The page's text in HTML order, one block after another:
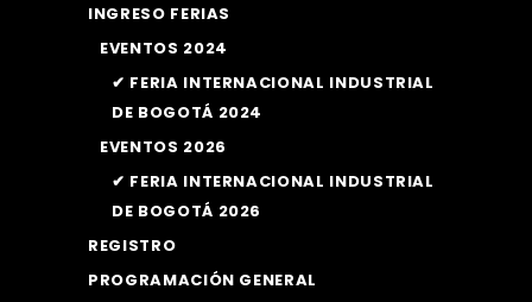
INGRESO FERIAS
EVENTOS 2024
✔ FERIA INTERNACIONAL INDUSTRIAL
DE BOGOTÁ 2024
EVENTOS 2026
✔ FERIA INTERNACIONAL INDUSTRIAL
DE BOGOTÁ 2026
REGISTRO
PROGRAMACIÓN GENERAL